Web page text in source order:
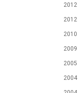
2012
2012
2010
2009
2005
2004